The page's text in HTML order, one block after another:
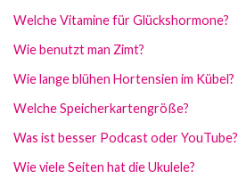
Welche Vitamine für Glückshormone?
Wie benutzt man Zimt?
Wie lange blühen Hortensien im Kübel?
Welche Speicherkartengröße?
Was ist besser Podcast oder YouTube?
Wie viele Seiten hat die Ukulele?